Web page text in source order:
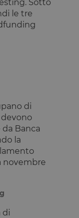
Sotto
le tre
di
Banca
la
novembre
di